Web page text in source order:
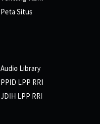
Peta Situs
Audio Library
PPID LPP RRI
JDIH LPP RRI